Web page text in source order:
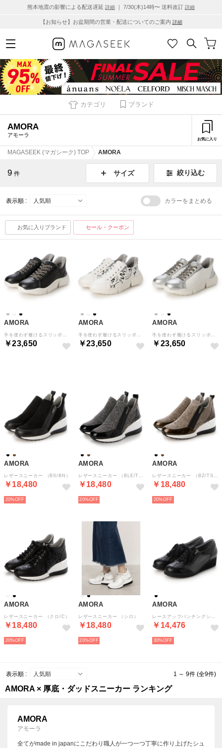
熊本地震の影響による配送遅延 詳細 ｜ 7/30(木)14時〜 送料改訂 詳細
【お知らせ】お盆期間の営業・配送についてのご案内 詳細
カテゴリ ブランド
AMORA
アモーラ
お気に入り
MAGASEEK (マガシーク) TOP AMORA
9 件 サイズ 絞り込む
表示順 : カラーをまとめる
お気に入りブランド セール・クーポン
AMORA
￥23,650
AMORA
￥23,650
AMORA
￥23,650
AMORA
レザースニーカー （BS/BN）
￥18,480
20%
AMORA
￥18,480
20%
AMORA
￥18,480
20%
AMORA
レザースニーカー （クロ/C）
￥18,480
20%
AMORA
レザースニーカー （シロ）
￥18,480
20%
AMORA
￥14,476
30%
表示順 : 1 ～ 9件 (全9件)
AMORA × 厚底・ダッドスニーカー ランキング
AMORA
アモーラ
全てがmade in japanにこだわり職人が一つ一つ丁寧に作り上げたシュ